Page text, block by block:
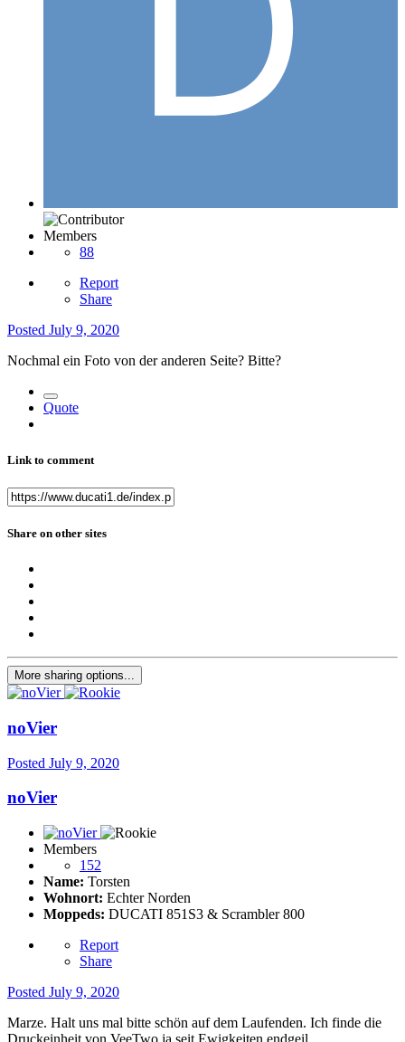
Members
88
Report
Share
Posted July 9, 2020
Nochmal ein Foto von der anderen Seite? Bitte?
Quote
Link to comment
Share on other sites
More sharing options...
noVier
Posted July 9, 2020
noVier
Members
152
Name: Torsten
Wohnort: Echter Norden
Moppeds: DUCATI 851S3 & Scrambler 800
Report
Share
Posted July 9, 2020
Marze. Halt uns mal bitte schön auf dem Laufenden. Ich finde die
Druckeinheit von VeeTwo ja seit Ewigkeiten endgeil.